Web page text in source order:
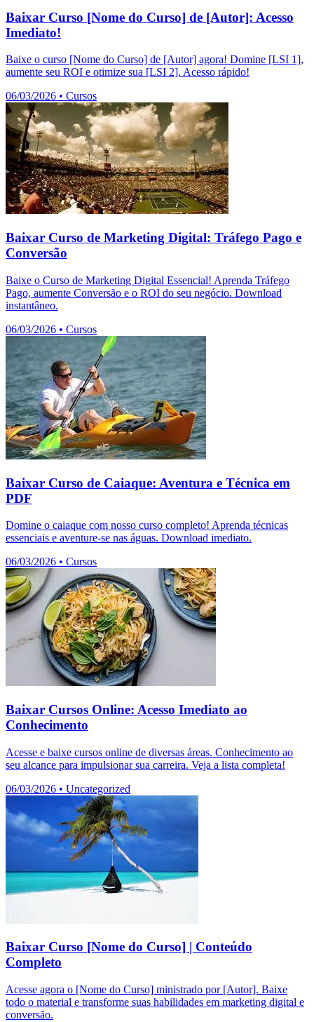
Baixar Curso [Nome do Curso] de [Autor]: Acesso
Imediato!
Baixe o curso [Nome do Curso] de [Autor] agora! Domine [LSI 1],
aumente seu ROI e otimize sua [LSI 2]. Acesso rápido!
06/03/2026 • Cursos
Baixar Curso de Marketing Digital: Tráfego Pago e
Conversão
Baixe o Curso de Marketing Digital Essencial! Aprenda Tráfego
Pago, aumente Conversão e o ROI do seu negócio. Download
instantâneo.
06/03/2026 • Cursos
Baixar Curso de Caiaque: Aventura e Técnica em
PDF
Domine o caiaque com nosso curso completo! Aprenda técnicas
essenciais e aventure-se nas águas. Download imediato.
06/03/2026 • Cursos
Baixar Cursos Online: Acesso Imediato ao
Conhecimento
Acesse e baixe cursos online de diversas áreas. Conhecimento ao
seu alcance para impulsionar sua carreira. Veja a lista completa!
06/03/2026 • Uncategorized
Baixar Curso [Nome do Curso] | Conteúdo
Completo
Acesse agora o [Nome do Curso] ministrado por [Autor]. Baixe
todo o material e transforme suas habilidades em marketing digital e
conversão.